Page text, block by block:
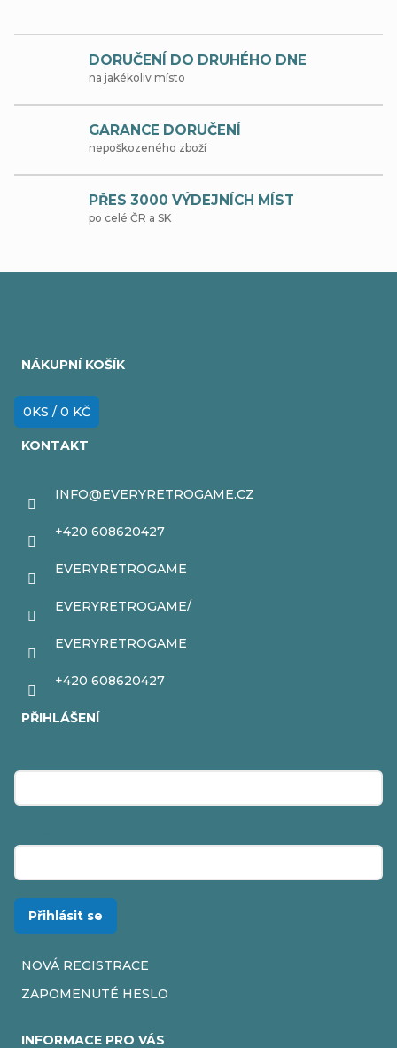
d
a
c
í
p
y
o
á
DORUČENÍ DO DRUHÉHO DNE
na jakékoliv místo
GARANCE DORUČENÍ
nepoškozeného zboží
PŘES 3000 VÝDEJNÍCH MÍST
po celé ČR a SK
NÁKUPNÍ KOŠÍK
0KS / 0 KČ
KONTAKT
INFO@EVERYRETROGAME.CZ
+420 608620427
EVERYRETROGAME
EVERYRETROGAME/
EVERYRETROGAME
+420 608620427
PŘIHLÁŠENÍ
Přihlásit se
NOVÁ REGISTRACE
ZAPOMENUTÉ HESLO
INFORMACE PRO VÁS